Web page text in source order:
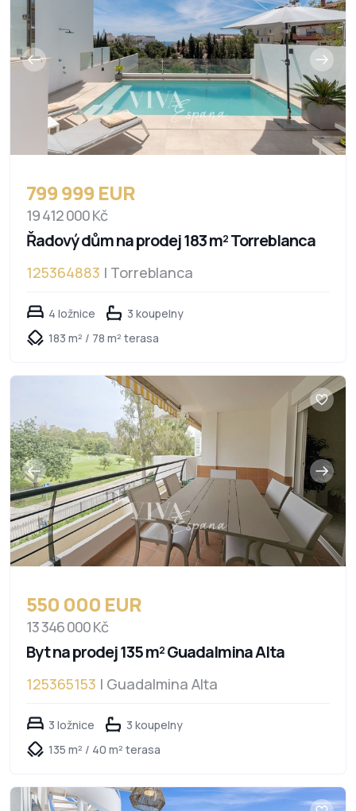
799 999 EUR
19 412 000 Kč
Řadový dům na prodej 183 m² Torreblanca
125364883 | Torreblanca
4 ložnice
3 koupelny
183 m² / 78 m² terasa
550 000 EUR
13 346 000 Kč
Byt na prodej 135 m² Guadalmina Alta
125365153 | Guadalmina Alta
3 ložnice
3 koupelny
135 m² / 40 m² terasa